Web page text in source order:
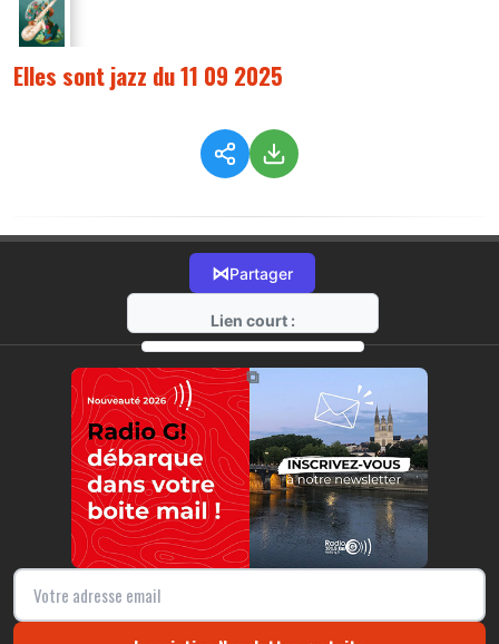
Elles sont jazz du 11 09 2025
⋈Partager
Lien court :
https://radio-g.fr?18392
⧉